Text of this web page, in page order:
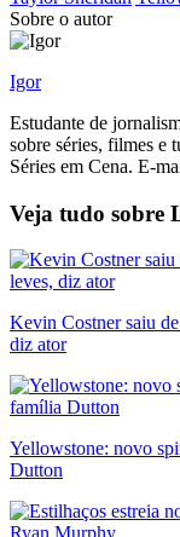
Sobre o autor
Igor
Estudante de
sobre séries, filmes e
Séries em Cena. E-
Veja tudo sobre
Kevin Costner saiu
diz ator
Yellowstone: novo
Dutton